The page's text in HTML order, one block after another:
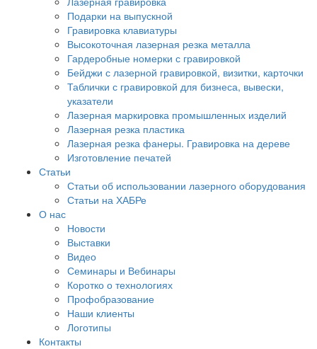
Подарки на выпускной
Гравировка клавиатуры
Высокоточная лазерная резка металла
Гардеробные номерки с гравировкой
Бейджи с лазерной гравировкой, визитки, карточки
Таблички с гравировкой для бизнеса, вывески,
указатели
Лазерная маркировка промышленных изделий
Лазерная резка пластика
Лазерная резка фанеры. Гравировка на дереве
Изготовление печатей
Статьи
Статьи об использовании лазерного оборудования
Статьи на ХАБРе
О нас
Новости
Выставки
Видео
Семинары и Вебинары
Коротко о технологиях
Профобразование
Наши клиенты
Логотипы
Контакты